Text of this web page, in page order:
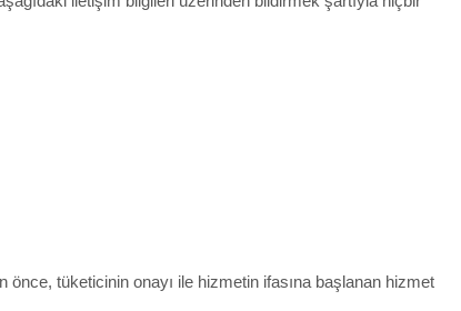
önce, tüketicinin onayı ile hizmetin ifasına başlanan hizmet